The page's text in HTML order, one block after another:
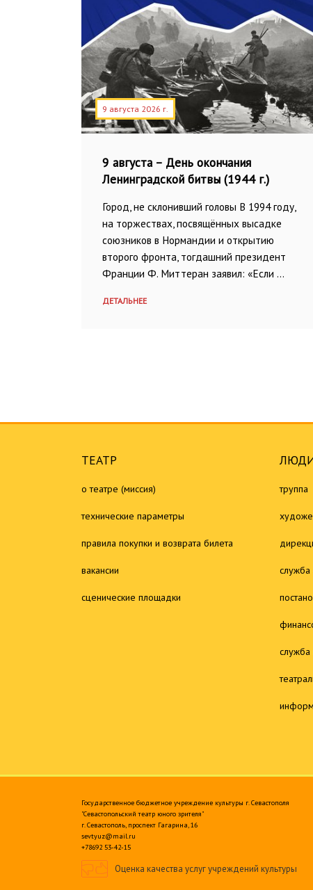
9 августа 2026 г.
9 августа – День окончания
Ленинградской битвы (1944 г.)
Город, не склонивший головы В 1994 году,
на торжествах, посвящённых высадке
союзников в Нормандии и открытию
второго фронта, тогдашний президент
Франции Ф. Миттеран заявил: «Если …
ДЕТАЛЬНЕЕ
ТЕАТР
о театре (миссия)
технические параметры
правила покупки и возврата билета
вакансии
сценические площадки
труппа
служба
служба
Государственное бюджетное учреждение культуры г. Севастополя
"Севастопольский театр юного зрителя"
г. Севастополь, проспект Гагарина, 16
sevtyuz@mail.ru
+78692 53-42-15
Оценка качества услуг учреждений культуры